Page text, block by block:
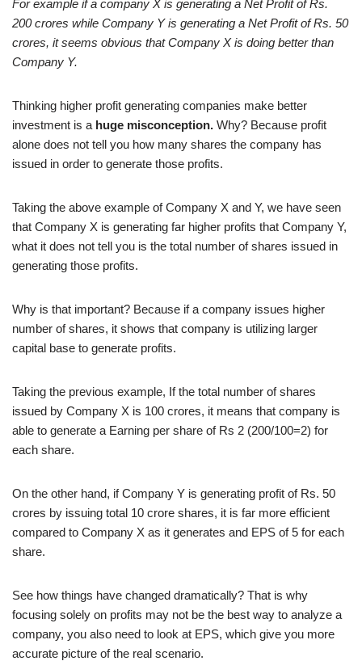
For example if a company X is generating a Net Profit of Rs.
200 crores while Company Y is generating a Net Profit of Rs. 50
crores, it seems obvious that Company X is doing better than
Company Y.
Thinking higher profit generating companies make better
investment is a huge misconception. Why? Because profit
alone does not tell you how many shares the company has
issued in order to generate those profits.
Taking the above example of Company X and Y, we have seen
that Company X is generating far higher profits that Company Y,
what it does not tell you is the total number of shares issued in
generating those profits.
Why is that important? Because if a company issues higher
number of shares, it shows that company is utilizing larger
capital base to generate profits.
Taking the previous example, If the total number of shares
issued by Company X is 100 crores, it means that company is
able to generate a Earning per share of Rs 2 (200/100=2) for
each share.
On the other hand, if Company Y is generating profit of Rs. 50
crores by issuing total 10 crore shares, it is far more efficient
compared to Company X as it generates and EPS of 5 for each
share.
See how things have changed dramatically? That is why
focusing solely on profits may not be the best way to analyze a
company, you also need to look at EPS, which give you more
accurate picture of the real scenario.